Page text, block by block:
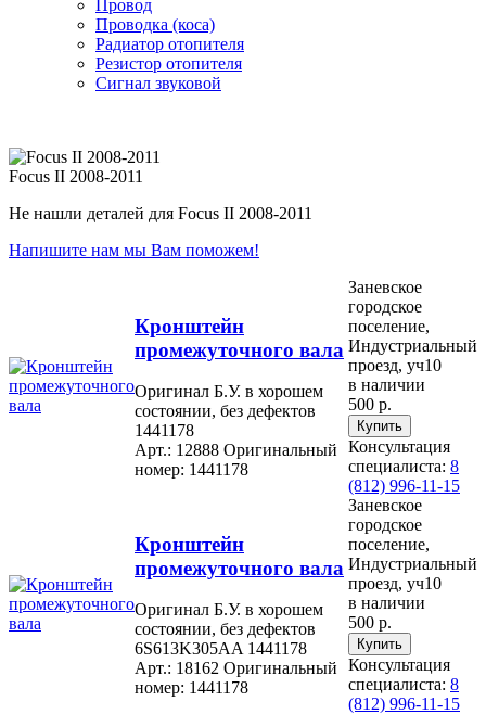
Провод
Проводка (коса)
Радиатор отопителя
Резистор отопителя
Сигнал звуковой
Focus II 2008-2011
Не нашли деталей для Focus II 2008-2011
Напишите нам мы Вам поможем!
Кронштейн
промежуточного вала
Оригинал Б.У. в хорошем
состоянии, без дефектов
1441178
Арт.: 12888 Оригинальный
номер: 1441178
Заневское
городское
поселение,
Индустриальный
проезд, уч10
в наличии
500 р.
Консультация
специалиста: 8
(812) 996-11-15
Кронштейн
промежуточного вала
Оригинал Б.У. в хорошем
состоянии, без дефектов
6S613K305AA 1441178
Арт.: 18162 Оригинальный
номер: 1441178
Заневское
городское
поселение,
Индустриальный
проезд, уч10
в наличии
500 р.
Консультация
специалиста: 8
(812) 996-11-15